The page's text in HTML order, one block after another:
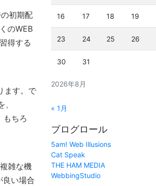
初期配
のWEB
得する
ます。で
もちろ
雑な機
良い場合
2026年8月
16 17 18 19
23 24 25 26
30 31
« 1月
ブログロール
5am! Web Illusions
Cat Speak
THE HAM MEDIA
WebbingStudio